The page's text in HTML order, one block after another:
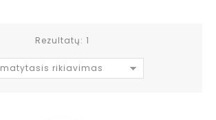
Rezultatų: 1
rikiavimas